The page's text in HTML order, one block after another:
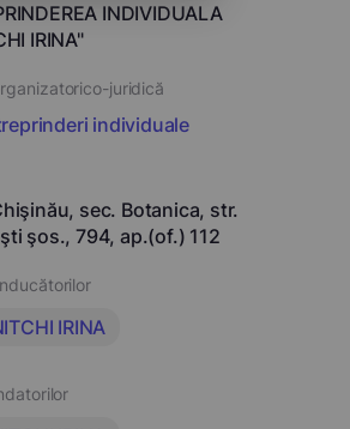
0
5
INDIVIDUALA
IRINA"
juridică
individuale
sec. Botanica, str.
şos., 794, ap.(of.) 112
IRINA